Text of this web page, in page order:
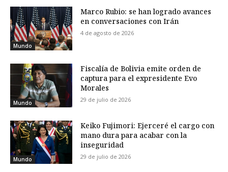
Mundo
Marco Rubio: se han logrado avances
en conversaciones con Irán
4 de agosto de 2026
Mundo
Fiscalía de Bolivia emite orden de
captura para el expresidente Evo
Morales
29 de julio de 2026
Mundo
Keiko Fujimori: Ejerceré el cargo con
mano dura para acabar con la
inseguridad
29 de julio de 2026